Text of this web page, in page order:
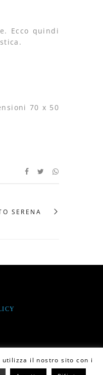
Ecco quindi
70 x 50
SERENA
il nostro sito con i